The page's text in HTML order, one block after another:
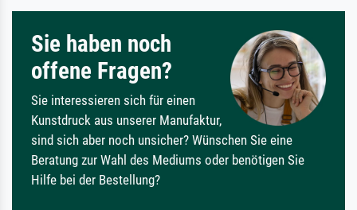
Sie haben noch
offene Fragen?
Sie interessieren sich für einen
Kunstdruck aus unserer Manufaktur,
sind sich aber noch unsicher? Wünschen Sie eine
Beratung zur Wahl des Mediums oder benötigen Sie
Hilfe bei der Bestellung?